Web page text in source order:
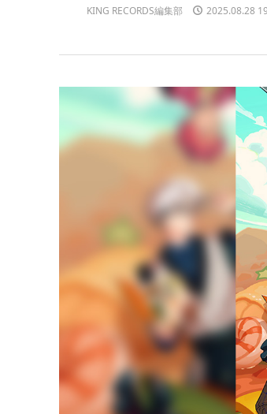
KING RECORDS編集部 2025.08.28